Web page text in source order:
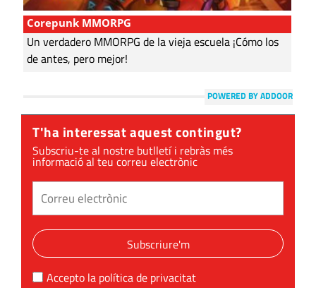
Corepunk MMORPG
Un verdadero MMORPG de la vieja escuela ¡Cómo los
de antes, pero mejor!
POWERED BY ADDOOR
T'ha interessat aquest contingut?
Subscriu-te al nostre butlletí i rebràs més
informació al teu correu electrònic
Subscriure'm
Accepto la política de privacitat